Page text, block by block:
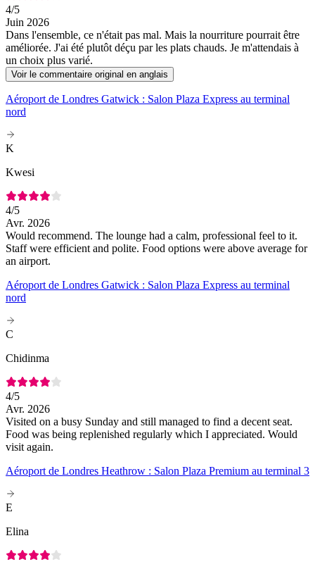
4/5
Juin 2026
Dans l'ensemble, ce n'était pas mal. Mais la nourriture pourrait être
améliorée. J'ai été plutôt déçu par les plats chauds. Je m'attendais à
un choix plus varié.
Voir le commentaire original en anglais
Aéroport de Londres Gatwick : Salon Plaza Express au terminal
nord
K
Kwesi
4/5
Avr. 2026
Would recommend. The lounge had a calm, professional feel to it.
Staff were efficient and polite. Food options were above average for
an airport.
Aéroport de Londres Gatwick : Salon Plaza Express au terminal
nord
C
Chidinma
4/5
Avr. 2026
Visited on a busy Sunday and still managed to find a decent seat.
Food was being replenished regularly which I appreciated. Would
visit again.
Aéroport de Londres Heathrow : Salon Plaza Premium au terminal 3
E
Elina